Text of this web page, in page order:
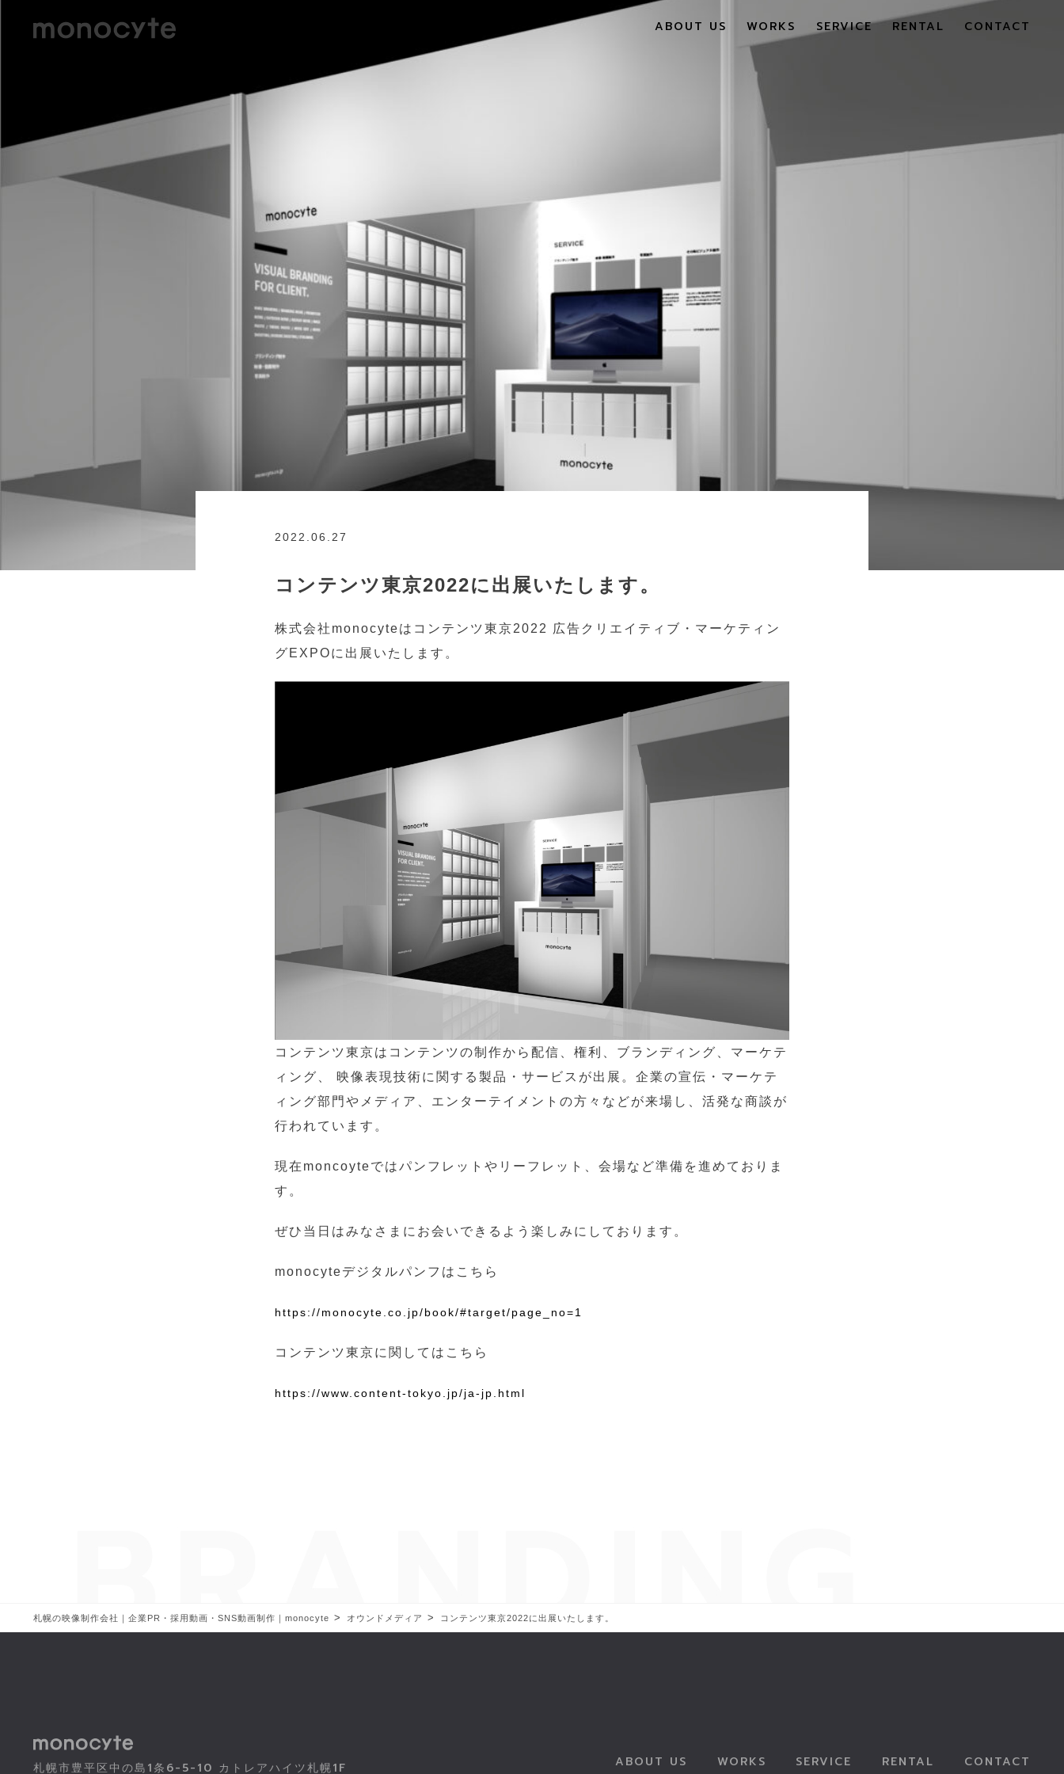
ABOUT US WORKS SERVICE RENTAL CONTACT
2022.06.27
コンテンツ東京2022に出展いたします。
株式会社monocyteはコンテンツ東京2022 広告クリエイティブ・マーケティン
グEXPOに出展いたします。
コンテンツ東京はコンテンツの制作から配信、権利、ブランディング、マーケテ
ィング、 映像表現技術に関する製品・サービスが出展。企業の宣伝・マーケテ
ィング部門やメディア、エンターテイメントの方々などが来場し、活発な商談が
行われています。
現在moncoyteではパンフレットやリーフレット、会場など準備を進めておりま
す。
ぜひ当日はみなさまにお会いできるよう楽しみにしております。
monocyteデジタルパンフはこちら
https://monocyte.co.jp/book/#target/page_no=1
コンテンツ東京に関してはこちら
https://www.content-tokyo.jp/ja-jp.html
札幌の映像制作会社｜企業PR・採用動画・SNS動画制作｜monocyte > オウンドメディア > コンテンツ東京2022に出展いたします。
札幌市豊平区中の島1条6-5-10 カトレアハイツ札幌1F ABOUT US WORKS SERVICE RENTAL CONTACT